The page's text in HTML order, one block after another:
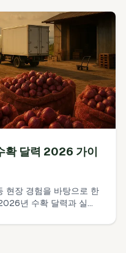
확 달력 2026 가이
현장 경험을 바탕으로 한
년 수확 달력과 실제